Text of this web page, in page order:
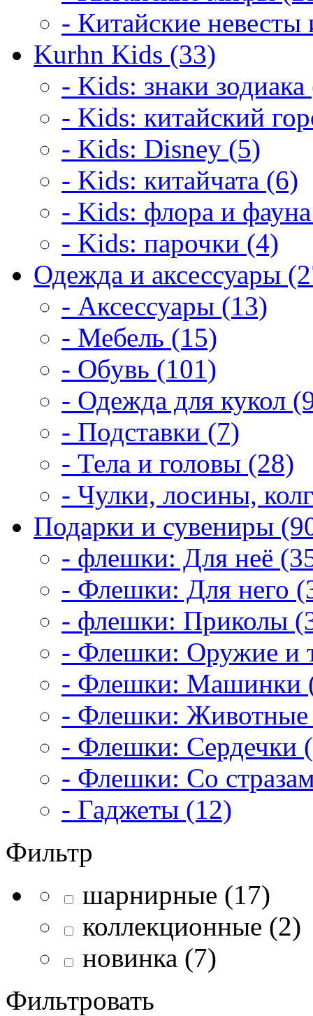
- Китайские
Kurhn Kids (33)
- Kids: знаки
- Kids: китайский
- Kids: Disney (5)
- Kids: китайчата (6)
- Kids: флора и
- Kids: парочки (4)
Одежда и аксессуары
- Аксессуары (13)
- Мебель (15)
- Обувь (101)
- Одежда для кукол
- Подставки (7)
- Тела и головы (28)
- Чулки, лосины,
Подарки и сувениры
- флешки: Для неё
- Флешки: Для него
- флешки: Приколы
- Флешки: Оружие и
- Флешки: Машинки
- Флешки: Животные
- Флешки: Сердечки
- Флешки: Со
- Гаджеты (12)
Фильтр
шарнирные (17)
коллекционные (2)
новинка (7)
Фильтровать